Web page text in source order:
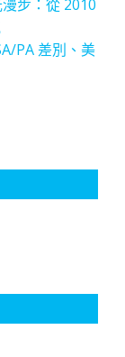
步：從 2010
PA 差別、美